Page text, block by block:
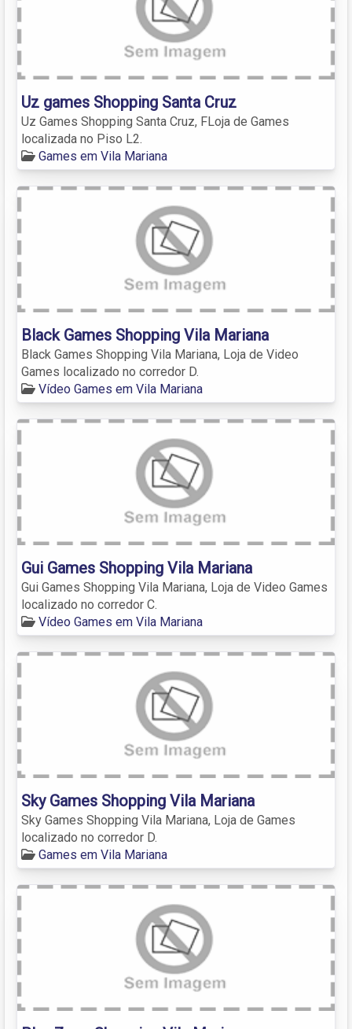
Uz games Shopping Santa Cruz
Uz Games Shopping Santa Cruz, FLoja de Games
localizada no Piso L2.
Games em Vila Mariana
Black Games Shopping Vila Mariana
Black Games Shopping Vila Mariana, Loja de Video
Games localizado no corredor D.
Vídeo Games em Vila Mariana
Gui Games Shopping Vila Mariana
Gui Games Shopping Vila Mariana, Loja de Video Games
localizado no corredor C.
Vídeo Games em Vila Mariana
Sky Games Shopping Vila Mariana
Sky Games Shopping Vila Mariana, Loja de Games
localizado no corredor D.
Games em Vila Mariana